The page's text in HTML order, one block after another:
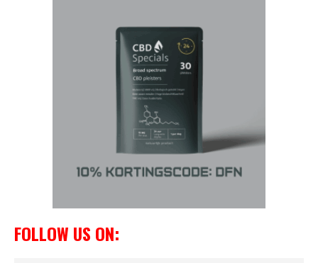
FOLLOW US ON: